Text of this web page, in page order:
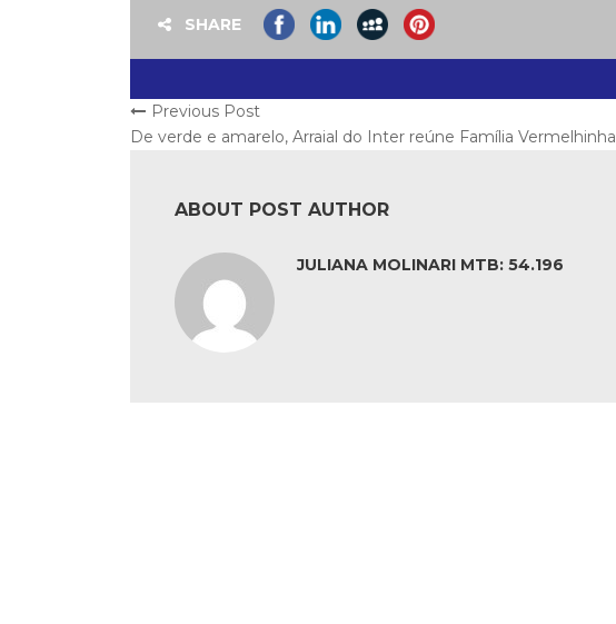
SHARE
Previous Post
De verde e amarelo, Arraial do Inter reúne Família Vermelhinha
ABOUT POST AUTHOR
JULIANA MOLINARI MTB: 54.196